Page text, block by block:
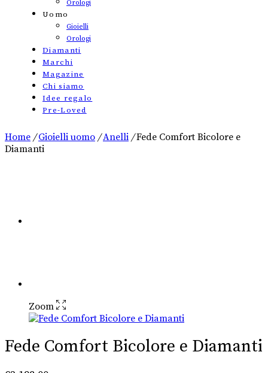
Orologi
Uomo
Gioielli
Orologi
Diamanti
Marchi
Magazine
Chi siamo
Idee regalo
Pre-Loved
Home / Gioielli uomo / Anelli /Fede Comfort Bicolore e
Diamanti
Zoom
Fede Comfort Bicolore e Diamanti